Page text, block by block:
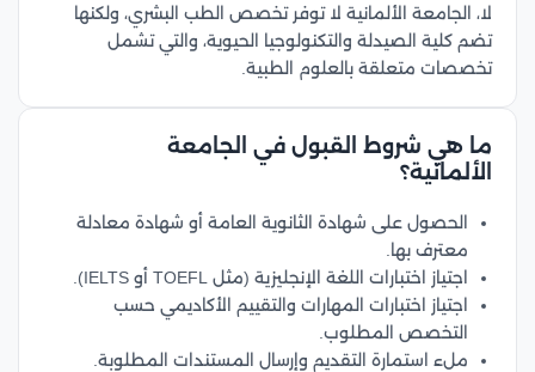
لا، الجامعة الألمانية لا توفر تخصص الطب البشري، ولكنها
تضم كلية الصيدلة والتكنولوجيا الحيوية، والتي تشمل
تخصصات متعلقة بالعلوم الطبية.
ما هي شروط القبول في الجامعة
الألمانية؟
الحصول على شهادة الثانوية العامة أو شهادة معادلة
معترف بها.
اجتياز اختبارات اللغة الإنجليزية (مثل TOEFL أو IELTS).
اجتياز اختبارات المهارات والتقييم الأكاديمي حسب
التخصص المطلوب.
ملء استمارة التقديم وإرسال المستندات المطلوبة.